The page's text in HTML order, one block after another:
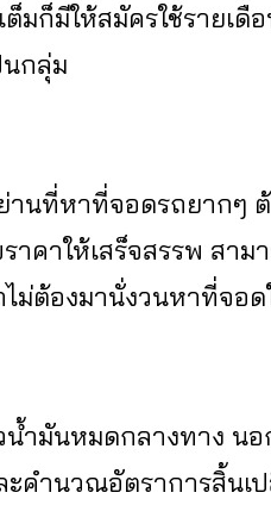
ต็มก็มีให้สมัครใช้ราย
นกลุ่ม
านที่หาที่จอดรถยากๆ
าคาให้เสร็จสรรพ สา
ม่ต้องมานั่งวนหาที่จอ
ำมันหมดกลางทาง น
ำนวณอัตราการสิ้นเป